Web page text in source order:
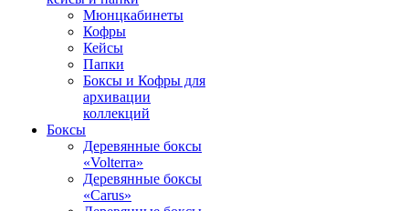
Мюнцкабинеты
Кофры
Кейсы
Папки
Боксы и Кофры для
архивации
коллекций
Боксы
Деревянные боксы
«Volterra»
Деревянные боксы
«Carus»